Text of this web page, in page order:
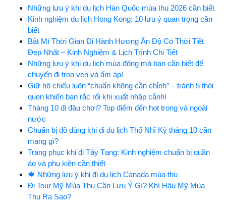
Những lưu ý khi du lịch Hàn Quốc mùa thu 2026 cần biết
Kinh nghiệm du lịch Hong Kong: 10 lưu ý quan trọng cần
biết
Bật Mí Thời Gian Đi Hành Hương Ấn Độ Có Thời Tiết
Đẹp Nhất – Kinh Nghiệm & Lịch Trình Chi Tiết
Những lưu ý khi du lịch mùa đông mà bạn cần biết để
chuyến đi trọn vẹn và ấm áp!
Giữ hộ chiếu luôn “chuẩn không cần chỉnh” – tránh 5 thói
quen khiến bạn rắc rối khi xuất nhập cảnh!
Tháng 10 đi đâu chơi? Top điểm đến hot trong và ngoài
nước
Chuẩn bị đồ dùng khi đi du lịch Thổ Nhĩ Kỳ tháng 10 cần
mang gì?
Trang phục khi đi Tây Tạng: Kinh nghiệm chuẩn bị quần
áo và phụ kiện cần thiết
🍁 Những lưu ý khi đi du lịch Canada mùa thu
Đi Tour Mỹ Mùa Thu Cần Lưu Ý Gì? Khí Hậu Mỹ Mùa
Thu Ra Sao?